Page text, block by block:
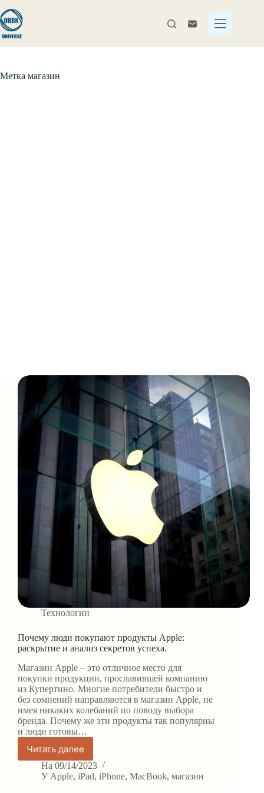
к
сути
Метка магазин
Технологии
Почему люди покупают продукты Apple:
раскрытие и анализ секретов успеха.
Магазин Apple – это отличное место для
покупки продукции, прославившей компанию
из Купертино. Многие потребители быстро и
без сомнений направляются в магазин Apple, не
имея никаких колебаний по поводу выбора
бренда. Почему же эти продукты так популярны
и люди готовы…
Читать далее
Почему
люди
покупают
На 09/14/2023
У Apple,iPad,iPhone,MacBook,магазин